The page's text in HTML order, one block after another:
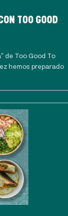
TOO GOOD
de Too Good To
hemos preparado